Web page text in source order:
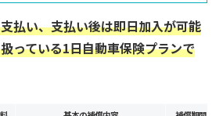
払い、支払い後は即日加入が可能
っている1日自動車保険プランで